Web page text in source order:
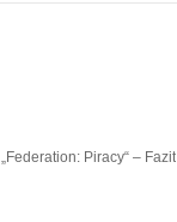
„Federation: Piracy“ – Fazit